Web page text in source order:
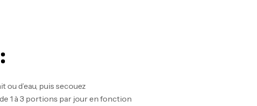
ou d’eau, puis secouez
1 à 3 portions par jour en fonction